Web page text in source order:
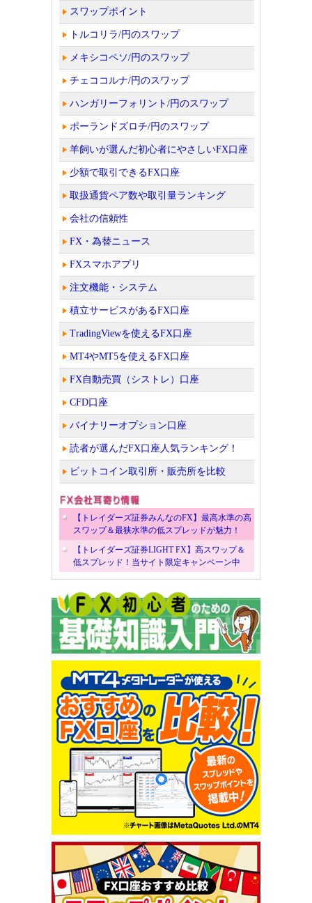
スワップポイント
トルコリラ/円のスワップ
メキシコペソ/円のスワップ
チェココルナ/円のスワップ
ハンガリーフォリント/円のスワップ
ポーランドズロチ/円のスワップ
羊飼いが選んだ初心者にやさしいFX口座
少額で取引できるFX口座
取扱通貨ペア数や取引量ランキング
会社の信頼性
FX・為替ニュース
FXスマホアプリ
注文機能・システム
積立サービスがあるFX口座
TradingViewを使えるFX口座
MT4やMT5を使えるFX口座
FX自動売買（シストレ）口座
CFD口座
バイナリーオプション口座
読者が選んだFX口座人気ランキング！
ビットコイン取引所・販売所を比較
【トレイダーズ証券みんなのFX】最高水準の高
スワップ＆最狭水準の低スプレッドが魅力！
【トレイダーズ証券LIGHT FX】高スワップ＆
低スプレッド！当サイト限定キャンペーン中